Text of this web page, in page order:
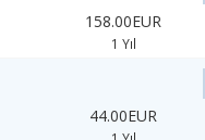
158.00EUR
1 Yıl
44.00EUR